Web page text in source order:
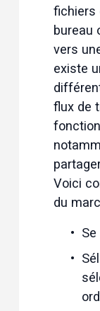
fichiers
bureau
vers
existe
flux de
Voici
du